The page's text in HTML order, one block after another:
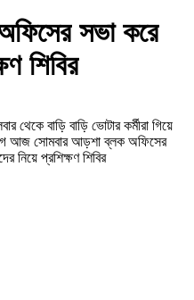
সভা করে
শিবির
থেকে বাড়ি বাড়ি ভোটার কর্মীরা গিয়ে
আজ সোমবার আড়শা ব্লক অফিসের
নিয়ে প্রশিক্ষণ শিবির